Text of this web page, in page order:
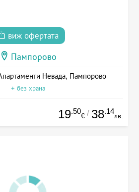
виж офертата
Пампорово
Невада, Пампорово
+ без храна
19.50
€ / 38.14
лв.